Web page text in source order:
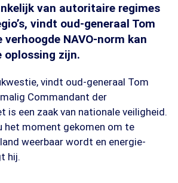
van autoritaire regimes
vindt oud-generaal Tom
verhoogde NAVO-norm kan
oplossing zijn.
vindt oud-generaal Tom
Commandant der
is een zaak van nationale veiligheid.
het moment gekomen om te
weerbaar wordt en energie-
hij.